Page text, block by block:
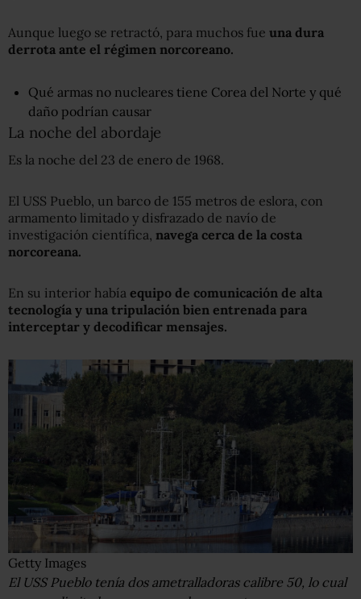
Aunque luego se retractó, para muchos fue una dura
derrota ante el régimen norcoreano.
Qué armas no nucleares tiene Corea del Norte y qué
daño podrían causar
La noche del abordaje
Es la noche del 23 de enero de 1968.
El USS Pueblo, un barco de 155 metros de eslora, con
armamento limitado y disfrazado de navío de
investigación científica, navega cerca de la costa
norcoreana.
En su interior había equipo de comunicación de alta
tecnología y una tripulación bien entrenada para
interceptar y decodificar mensajes.
Getty Images
El USS Pueblo tenía dos ametralladoras calibre 50, lo cual